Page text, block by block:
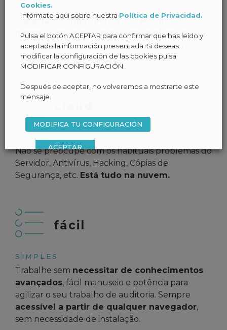
NORMATIVO
Garanta o cumprimento das Normas
Internacionais de Gestão da Qualidade, bem
como na execução dos trabalhos pelas equipes
de auditoria.
Não se preocupe com os habituais problemas do
Servidor, Antivírus, Hacking, Cópias de
Segurança, etc. Está tudo na nuvem.
fácil
SIMPLES
Trabalhe sem necessitar de conhecimentos
avançados, fácil manuseio e potência para
agilizar o seu trabalho de auditoria. Sempre
acessível a partir de qualquer navegador,
sem necessidade de instalação.
Cookies.
Infórmate aquí sobre nuestra Política de Privacidad.
Pulsa el botón ACEPTAR para confirmar que has leído y
aceptado la información presentada. Si deseas
modificar la configuración de las cookies pulsa
MODIFICAR CONFIGURACIÓN.
Después de aceptar, no volveremos a mostrarte este
mensaje.
MODIFICA TU CONFIGURACIÓN
ACEPTAR